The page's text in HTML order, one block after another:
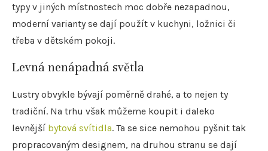
typy v jiných místnostech moc dobře nezapadnou,
moderní varianty se dají použít v kuchyni, ložnici či
třeba v dětském pokoji.
Levná nenápadná světla
Lustry obvykle bývají poměrně drahé, a to nejen ty
tradiční. Na trhu však můžeme koupit i daleko
levnější bytová svítidla. Ta se sice nemohou pyšnit tak
propracovaným designem, na druhou stranu se dají